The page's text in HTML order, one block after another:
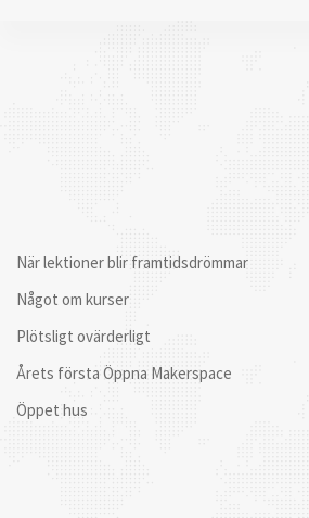
När lektioner blir framtidsdrömmar
Något om kurser
Plötsligt ovärderligt
Årets första Öppna Makerspace
Öppet hus